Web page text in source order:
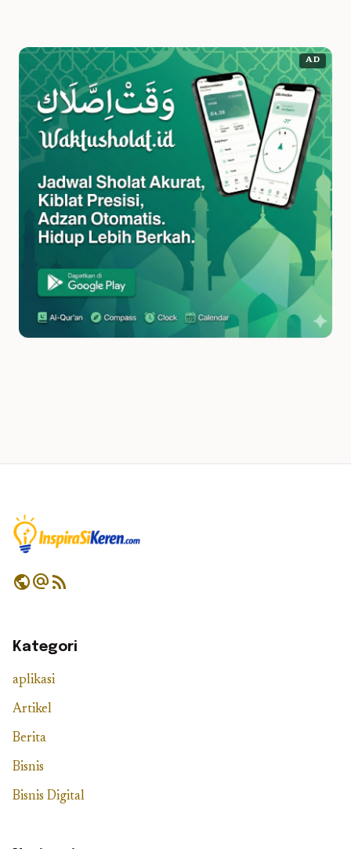
AD
publicalternate_emailrss_feed
Kategori
aplikasi
Artikel
Berita
Bisnis
Bisnis Digital